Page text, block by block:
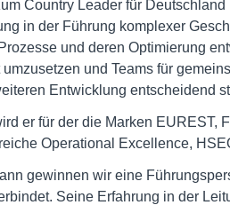
Country Leader für
in der Führung komplexer
und deren Optimierung
und Teams für
Entwicklung entscheidend
er für der die Marken EUREST,
Operational Excellence,
gewinnen wir eine
Seine Erfahrung in der